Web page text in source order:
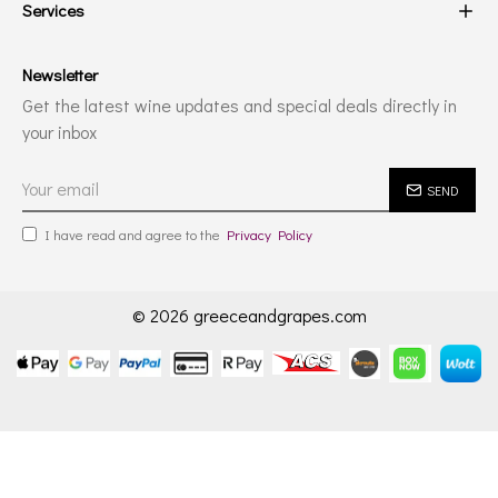
Services
Newsletter
Get the latest wine updates and special deals directly in
your inbox
SEND
I have read and agree to the Privacy Policy
© 2026 greeceandgrapes.com